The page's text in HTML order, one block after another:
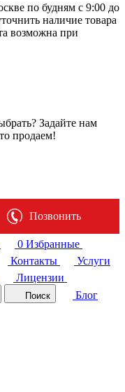
по будням с 9:00 до
наличие товара
возможна при
Задайте нам
продаем!
Позвонить
0 Избранные
Контакты
Услуги
Лицензии
Поиск
Блог